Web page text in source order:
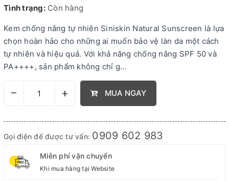
Tình trạng: Còn hàng
Kem chống nắng tự nhiên Siniskin Natural Sunscreen là lựa
chọn hoàn hảo cho những ai muốn bảo vệ làn da một cách
tự nhiên và hiệu quả. Với khả năng chống nắng SPF 50 và
PA++++, sản phẩm không chỉ g…
– + MUA NGAY
Gọi điện để được tư vấn: 0909 602 983
Miễn phí vận chuyển
Khi mua hàng tại Website